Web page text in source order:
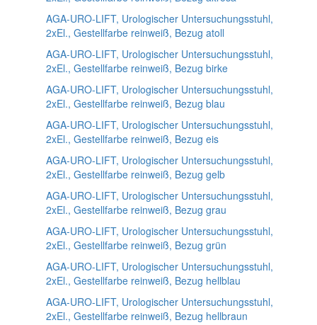
AGA-URO-LIFT, Urologischer Untersuchungsstuhl,
2xEl., Gestellfarbe reinweiß, Bezug atoll
AGA-URO-LIFT, Urologischer Untersuchungsstuhl,
2xEl., Gestellfarbe reinweiß, Bezug birke
AGA-URO-LIFT, Urologischer Untersuchungsstuhl,
2xEl., Gestellfarbe reinweiß, Bezug blau
AGA-URO-LIFT, Urologischer Untersuchungsstuhl,
2xEl., Gestellfarbe reinweiß, Bezug eis
AGA-URO-LIFT, Urologischer Untersuchungsstuhl,
2xEl., Gestellfarbe reinweiß, Bezug gelb
AGA-URO-LIFT, Urologischer Untersuchungsstuhl,
2xEl., Gestellfarbe reinweiß, Bezug grau
AGA-URO-LIFT, Urologischer Untersuchungsstuhl,
2xEl., Gestellfarbe reinweiß, Bezug grün
AGA-URO-LIFT, Urologischer Untersuchungsstuhl,
2xEl., Gestellfarbe reinweiß, Bezug hellblau
AGA-URO-LIFT, Urologischer Untersuchungsstuhl,
2xEl., Gestellfarbe reinweiß, Bezug hellbraun